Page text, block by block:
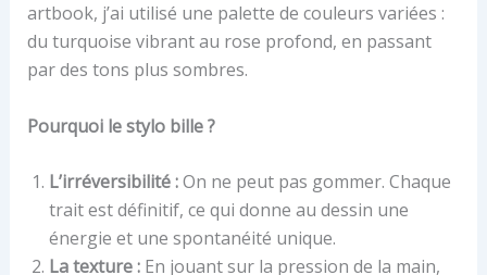
artbook, j’ai utilisé une palette de couleurs variées :
du turquoise vibrant au rose profond, en passant
par des tons plus sombres.
Pourquoi le stylo bille ?
L’irréversibilité :On ne peut pas gommer. Chaque
trait est définitif, ce qui donne au dessin une
énergie et une spontanéité unique.
La texture :En jouant sur la pression de la main,